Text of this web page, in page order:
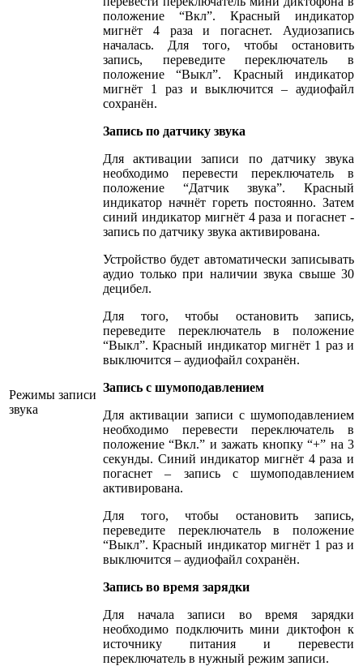
Режимы записи
звука
положение “Вкл”. Красный индикатор
мигнёт 4 раза и погаснет. Аудиозапись
началась. Для того, чтобы остановить
запись, переведите переключатель в
положение “Выкл”. Красный индикатор
мигнёт 1 раз и выключится – аудиофайл
сохранён.
Запись по датчику звука
Для активации записи по датчику звука
необходимо перевести переключатель в
положение “Датчик звука”. Красный
индикатор начнёт гореть постоянно. Затем
синий индикатор мигнёт 4 раза и погаснет -
запись по датчику звука активирована.
Устройство будет автоматически записывать
аудио только при наличии звука свыше 30
децибел.
Для того, чтобы остановить запись,
переведите переключатель в положение
“Выкл”. Красный индикатор мигнёт 1 раз и
выключится – аудиофайл сохранён.
Запись с шумоподавлением
Для активации записи с шумоподавлением
необходимо перевести переключатель в
положение “Вкл.” и зажать кнопку “+” на 3
секунды. Синий индикатор мигнёт 4 раза и
погаснет – запись с шумоподавлением
активирована.
Для того, чтобы остановить запись,
переведите переключатель в положение
“Выкл”. Красный индикатор мигнёт 1 раз и
выключится – аудиофайл сохранён.
Запись во время зарядки
Для начала записи во время зарядки
необходимо подключить мини диктофон к
источнику питания и перевести
переключатель в нужный режим записи.